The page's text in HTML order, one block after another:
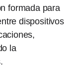
formada para
dispositivos
la